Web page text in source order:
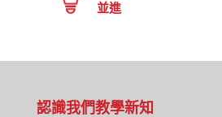
並進
認識我們教學新知